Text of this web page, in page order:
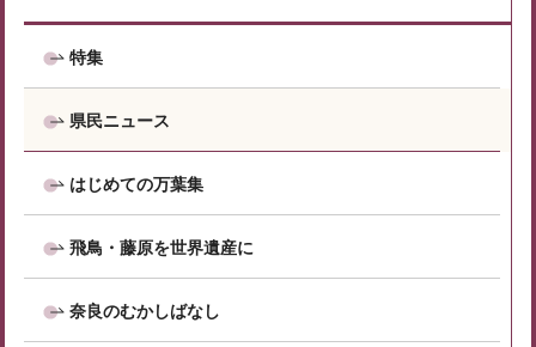
特集
県民ニュース
はじめての万葉集
飛鳥・藤原を世界遺産に
奈良のむかしばなし